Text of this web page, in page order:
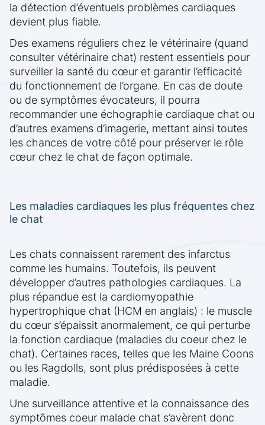
la détection d’éventuels problèmes cardiaques
devient plus fiable.
Des examens réguliers chez le vétérinaire (quand
consulter vétérinaire chat) restent essentiels pour
surveiller la santé du cœur et garantir l’efficacité
du fonctionnement de l’organe. En cas de doute
ou de symptômes évocateurs, il pourra
recommander une échographie cardiaque chat ou
d’autres examens d’imagerie, mettant ainsi toutes
les chances de votre côté pour préserver le rôle
cœur chez le chat de façon optimale.
Les maladies cardiaques les plus fréquentes chez
le chat
Les chats connaissent rarement des infarctus
comme les humains. Toutefois, ils peuvent
développer d’autres pathologies cardiaques. La
plus répandue est la cardiomyopathie
hypertrophique chat (HCM en anglais) : le muscle
du cœur s’épaissit anormalement, ce qui perturbe
la fonction cardiaque (maladies du coeur chez le
chat). Certaines races, telles que les Maine Coons
ou les Ragdolls, sont plus prédisposées à cette
maladie.
Une surveillance attentive et la connaissance des
symptômes coeur malade chat s’avèrent donc